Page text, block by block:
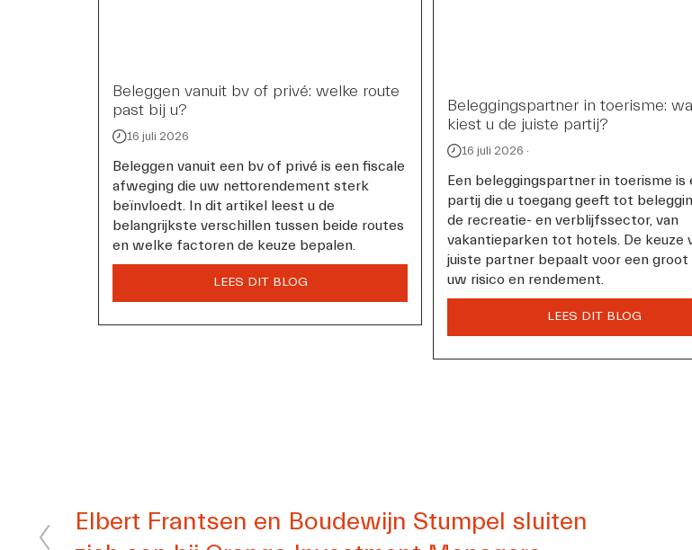
Beleggen vanuit bv of privé: welke route
past bij u?
16 juli 2026
Beleggen vanuit een bv of privé is een fiscale
afweging die uw nettorendement sterk
beïnvloedt. In dit artikel leest u de
belangrijkste verschillen tussen beide routes
en welke factoren de keuze bepalen.
Beleggingspartner in toerisme:
kiest u de juiste partij?
16 juli 2026
Een beleggingspartner in toerisme is
partij die u toegang geeft tot
de recreatie- en verblijfssector, van
vakantieparken tot hotels. De keuze
juiste partner bepaalt voor een groot
uw risico en rendement.
V
Elbert Frantsen en Boudewijn Stumpel sluiten